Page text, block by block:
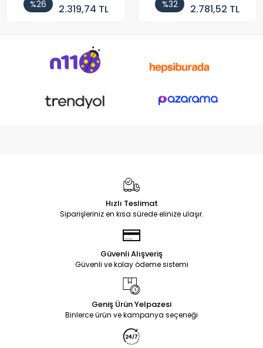
%26 2.319,74 TL %32 2.781,52 TL
Hızlı Teslimat
Siparişleriniz en kısa sürede elinize ulaşır.
Güvenli Alışveriş
Güvenli ve kolay ödeme sistemi
Geniş Ürün Yelpazesi
Binlerce ürün ve kampanya seçeneği